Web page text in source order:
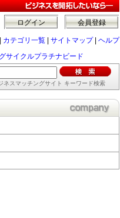
会員登録
ログイン
カテゴリ一覧 サイトマップ| ヘルプ
サイクルプラチナビード
スマッチングサイト キーワード検索